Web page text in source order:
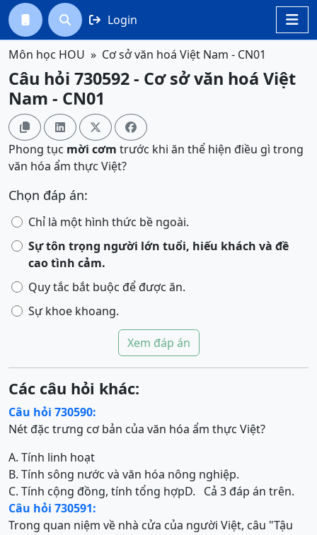

  Login
Môn học HOU Cơ sở văn hoá Việt Nam - CN01
Câu hỏi 730592 - Cơ sở văn hoá Việt
Nam - CN01
   
Phong tục mời cơm trước khi ăn thể hiện điều gì trong
văn hóa ẩm thực Việt?
Chọn đáp án:
Chỉ là một hình thức bề ngoài.
Sự tôn trọng người lớn tuổi, hiếu khách và đề
cao tình cảm.
Quy tắc bắt buộc để được ăn.
Sự khoe khoang.
Xem đáp án
Các câu hỏi khác:
Câu hỏi 730590:
Nét đặc trưng cơ bản của văn hóa ẩm thực Việt?
A. Tính linh hoạt
B. Tính sông nước và văn hóa nông nghiệp.
C. Tính cộng đồng, tính tổng hợpD.
Cả 3 đáp án trên.
Câu hỏi 730591:
Trong quan niệm về nhà cửa của người Việt, câu "Tậu